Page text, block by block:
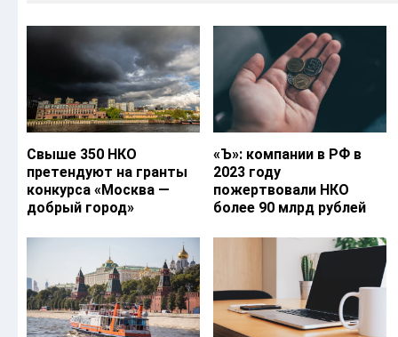
Свыше 350 НКО
претендуют на гранты
конкурса «Москва —
добрый город»
«Ъ‎»: компании в РФ в
2023 году
пожертвовали НКО
более 90 млрд рублей